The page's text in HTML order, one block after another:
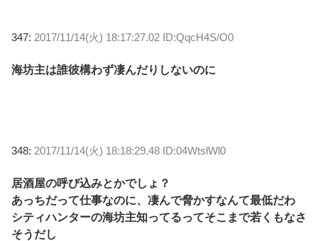
347: 2017/11/14(火) 18:17:27.02 ID:QqcH4S/O0
海坊主は誰彼構わず凄んだりしないのに
348: 2017/11/14(火) 18:18:29.48 ID:04WtslWl0
居酒屋の呼び込みとかでしょ？
あっちだって仕事なのに、凄んで脅かすなんて最低だわ
シティハンターの海坊主知ってるってそこまで若くもなさ
そうだし